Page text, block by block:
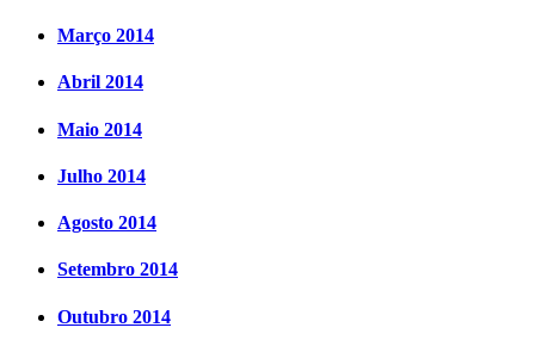
Março 2014
Abril 2014
Maio 2014
Julho 2014
Agosto 2014
Setembro 2014
Outubro 2014